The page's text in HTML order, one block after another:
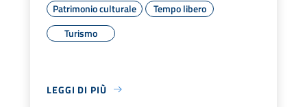
Patrimonio culturale
Tempo libero
Turismo
LEGGI DI PIÙ